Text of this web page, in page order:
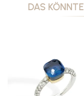
DAS